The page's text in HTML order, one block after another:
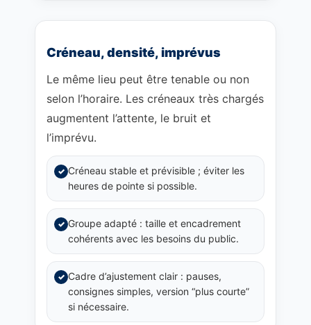
Créneau, densité, imprévus
Le même lieu peut être tenable ou non
selon l’horaire. Les créneaux très chargés
augmentent l’attente, le bruit et
l’imprévu.
✓ Créneau stable et prévisible ; éviter les
heures de pointe si possible.
✓ Groupe adapté : taille et encadrement
cohérents avec les besoins du public.
✓ Cadre d’ajustement clair : pauses,
consignes simples, version “plus courte”
si nécessaire.